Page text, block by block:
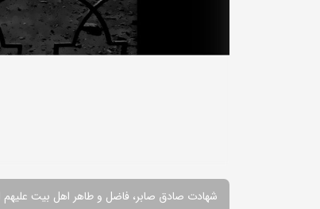
شهادت صادق صابر، فاضل و طاهر اهل بیت علیهم